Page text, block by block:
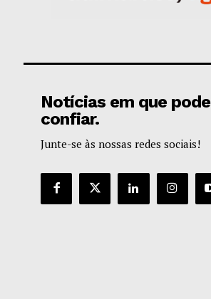
Notícias em que pode
confiar.
Junte-se às nossas redes sociais!